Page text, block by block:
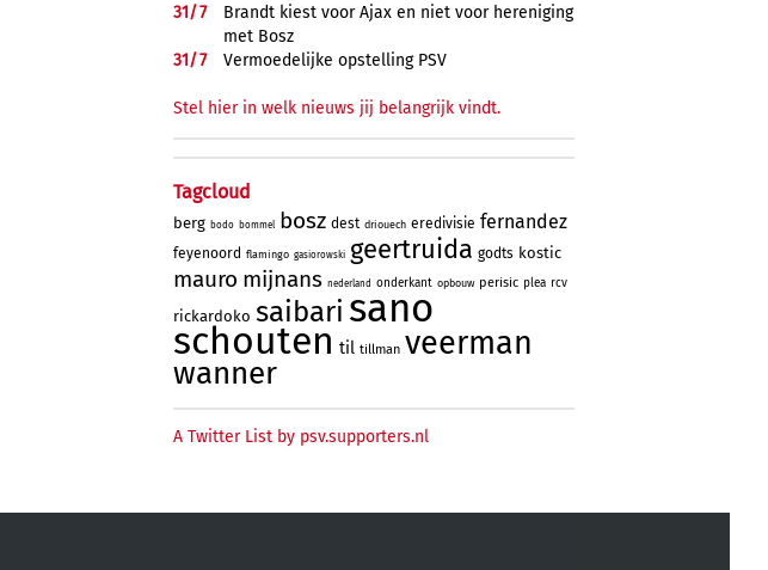
31/7
Brandt kiest voor Ajax en niet voor hereniging
met Bosz
31/7 Vermoedelijke opstelling PSV
Stel hier in welk nieuws jij belangrijk vindt.
Tagcloud
berg bodo bommel bosz dest driouech eredivisie fernandez
feyenoord flamingo gasiorowski geertruida godts kostic
mauro mijnans nederland onderkant opbouw perisic plea rcv
rickardoko saibari sano
schouten til tillman veerman
wanner
A Twitter List by psv.supporters.nl